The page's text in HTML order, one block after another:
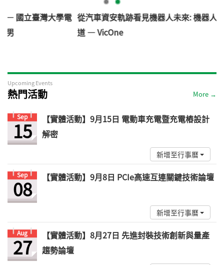
學電 從汽車資安軌跡看見機器人未來: 機器人資安風險與防
Upcoming Events
熱門活動 More →
Sep
15
【實體活動】9月15日 電動車充電暨充電樁設計
解密
新增至行事曆
Sep
08 【實體活動】9月8日 PCIe高速互連關鍵技術論壇
新增至行事曆
Aug
27
【實體活動】8月27日 先進封裝技術創新與量產
趨勢論壇